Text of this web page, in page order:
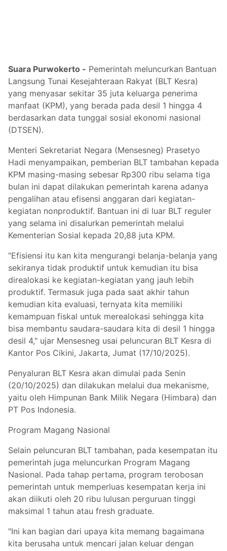
Suara Purwokerto - Pemerintah meluncurkan Bantuan
Langsung Tunai Kesejahteraan Rakyat (BLT Kesra)
yang menyasar sekitar 35 juta keluarga penerima
manfaat (KPM), yang berada pada desil 1 hingga 4
berdasarkan data tunggal sosial ekonomi nasional
(DTSEN).
Menteri Sekretariat Negara (Mensesneg) Prasetyo
Hadi menyampaikan, pemberian BLT tambahan kepada
KPM masing-masing sebesar Rp300 ribu selama tiga
bulan ini dapat dilakukan pemerintah karena adanya
pengalihan atau efisensi anggaran dari kegiatan-
kegiatan nonproduktif. Bantuan ini di luar BLT reguler
yang selama ini disalurkan pemerintah melalui
Kementerian Sosial kepada 20,88 juta KPM.
"Efisiensi itu kan kita mengurangi belanja-belanja yang
sekiranya tidak produktif untuk kemudian itu bisa
direalokasi ke kegiatan-kegiatan yang jauh lebih
produktif. Termasuk juga pada saat akhir tahun
kemudian kita evaluasi, ternyata kita memiliki
kemampuan fiskal untuk merealokasi sehingga kita
bisa membantu saudara-saudara kita di desil 1 hingga
desil 4," ujar Mensesneg usai peluncuran BLT Kesra di
Kantor Pos Cikini, Jakarta, Jumat (17/10/2025).
Penyaluran BLT Kesra akan dimulai pada Senin
(20/10/2025) dan dilakukan melalui dua mekanisme,
yaitu oleh Himpunan Bank Milik Negara (Himbara) dan
PT Pos Indonesia.
Program Magang Nasional
Selain peluncuran BLT tambahan, pada kesempatan itu
pemerintah juga meluncurkan Program Magang
Nasional. Pada tahap pertama, program terobosan
pemerintah untuk memperluas kesempatan kerja ini
akan diikuti oleh 20 ribu lulusan perguruan tinggi
maksimal 1 tahun atau fresh graduate.
"Ini kan bagian dari upaya kita memang bagaimana
kita berusaha untuk mencari jalan keluar dengan